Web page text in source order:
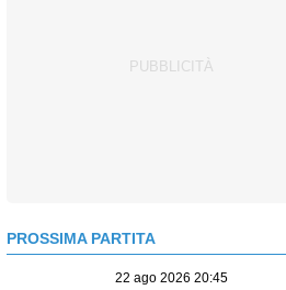
PROSSIMA PARTITA
22 ago 2026 20:45